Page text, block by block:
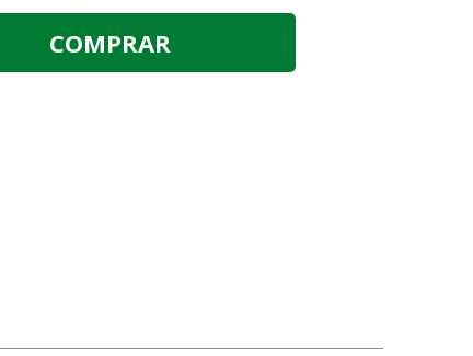
COMPRAR